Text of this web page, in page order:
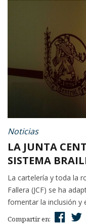
Noticias
LA JUNTA
SISTEMA
La cartelería y toda la
Fallera (JCF) se ha
fomentar la inclusión y
Compartir en: